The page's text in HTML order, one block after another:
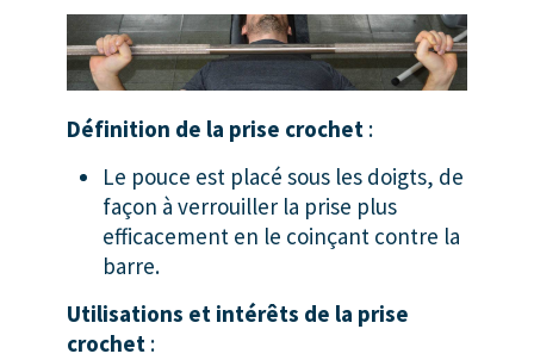
Définition de la prise crochet:
Le pouce est placé sous les doigts, de
façon à verrouiller la prise plus
efficacement en le coinçant contre la
barre.
Utilisations et intérêts de la prise
crochet: